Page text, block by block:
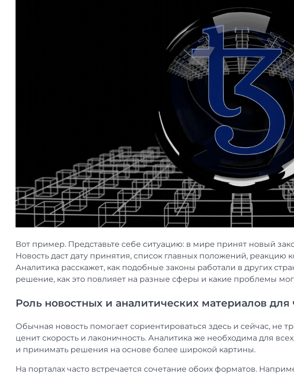
Вот пример. Представьте себе ситуацию: в мире принят новый
Новость даст дату принятия, список главных положений,
Аналитика расскажет, как подобные законы работали в других
решение, как это повлияет на разные сферы и какие проблемы
Роль новостных и аналитических материалов для
Обычная новость помогает сориентироваться здесь и сейчас, не
ценит скорость и лаконичность. Аналитика же необходима для
и принимать решения на основе более широкой картины.
На порталах часто встречается сочетание обоих форматов.